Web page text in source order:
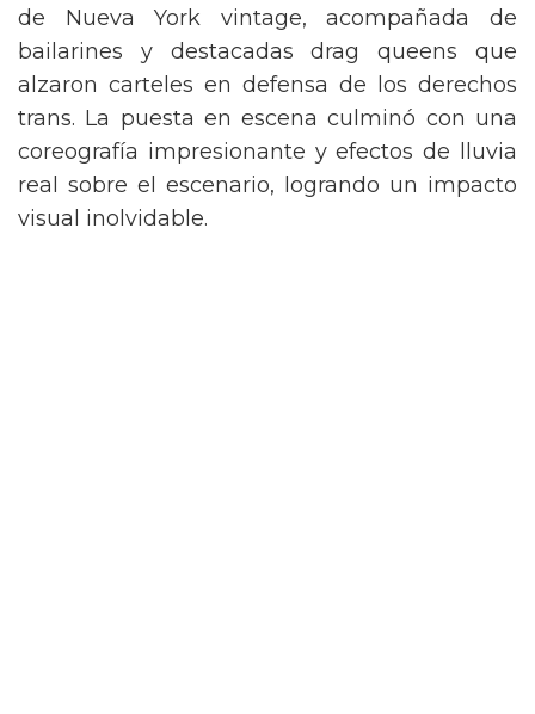
de Nueva York vintage, acompañada de
bailarines y destacadas drag queens que
alzaron carteles en defensa de los derechos
trans. La puesta en escena culminó con una
coreografía impresionante y efectos de lluvia
real sobre el escenario, logrando un impacto
visual inolvidable.